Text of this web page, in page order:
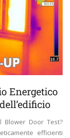
Energetico
Blower Door Test?
efficienti